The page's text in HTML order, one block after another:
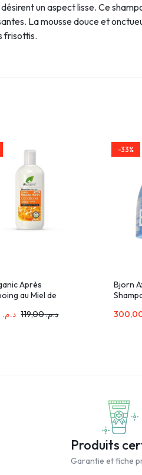
un aspect lisse. Ce
La mousse douce et
frisottis.
Après
au Miel de
د.م. د.م.119,00
-33%
Bjorn
Produits
Garantie et fiche